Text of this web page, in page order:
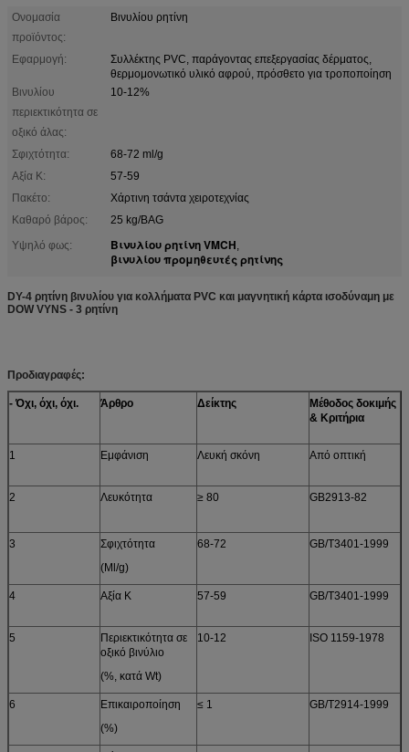
Ονομασία
προϊόντος:
Βινυλίου ρητίνη
Εφαρμογή:
Συλλέκτης PVC, παράγοντας επεξεργασίας δέρματος,
θερμομονωτικό υλικό αφρού, πρόσθετο για τροποποίηση
Βινυλίου
περιεκτικότητα σε
οξικό άλας:
10-12%
Σφιχτότητα:
68-72 ml/g
Αξία K:
57-59
Πακέτο:
Χάρτινη τσάντα χειροτεχνίας
Καθαρό βάρος:
25 kg/BAG
Υψηλό φως:
Βινυλίου ρητίνη VMCH,
βινυλίου προμηθευτές ρητίνης
DY-4 ρητίνη βινυλίου για κολλήματα PVC και μαγνητική κάρτα ισοδύναμη με
DOW VYNS - 3 ρητίνη
Προδιαγραφές:
- Όχι, όχι, όχι. Άρθρο Δείκτης
Μέθοδος δοκιμής
& Κριτήρια
1 Εμφάνιση Λευκή σκόνη Από οπτική
2 Λευκότητα ≥ 80 GB2913-82
3
Σφιχτότητα
(Ml/g)
68-72 GB/T3401-1999
4 Αξία K 57-59 GB/T3401-1999
5
Περιεκτικότητα σε
οξικό βινύλιο
(%, κατά Wt)
10-12 ISO 1159-1978
6
Επικαιροποίηση
(%)
≤ 1 GB/T2914-1999